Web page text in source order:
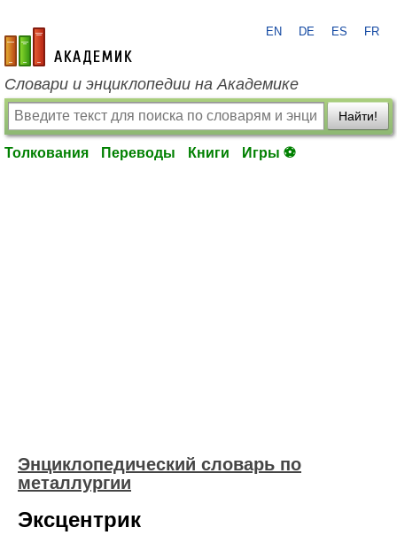
academic.ru
EN DE ES FR
Словари и энциклопедии на Академике
Найти!
Толкования Переводы Книги Игры ⚽
Энциклопедический словарь по
металлургии
Эксцентрик